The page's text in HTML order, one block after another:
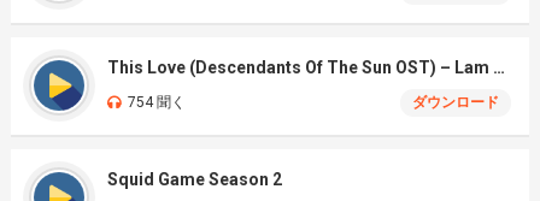
This Love (Descendants Of The Sun OST) – Lam Bao Ngoc Cover
754 聞く ダウンロード
Squid Game Season 2